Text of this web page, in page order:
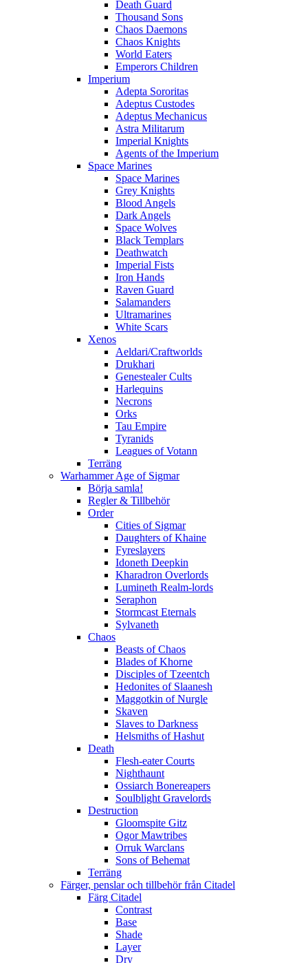
Death Guard
Thousand Sons
Chaos Daemons
Chaos Knights
World Eaters
Emperors Children
Imperium
Adepta Sororitas
Adeptus Custodes
Adeptus Mechanicus
Astra Militarum
Imperial Knights
Agents of the Imperium
Space Marines
Space Marines
Grey Knights
Blood Angels
Dark Angels
Space Wolves
Black Templars
Deathwatch
Imperial Fists
Iron Hands
Raven Guard
Salamanders
Ultramarines
White Scars
Xenos
Aeldari/Craftworlds
Drukhari
Genestealer Cults
Harlequins
Necrons
Orks
Tau Empire
Tyranids
Leagues of Votann
Terräng
Warhammer Age of Sigmar
Börja samla!
Regler & Tillbehör
Order
Cities of Sigmar
Daughters of Khaine
Fyreslayers
Idoneth Deepkin
Kharadron Overlords
Lumineth Realm-lords
Seraphon
Stormcast Eternals
Sylvaneth
Chaos
Beasts of Chaos
Blades of Khorne
Disciples of Tzeentch
Hedonites of Slaanesh
Maggotkin of Nurgle
Skaven
Slaves to Darkness
Helsmiths of Hashut
Death
Flesh-eater Courts
Nighthaunt
Ossiarch Bonereapers
Soulblight Gravelords
Destruction
Gloomspite Gitz
Ogor Mawtribes
Orruk Warclans
Sons of Behemat
Terräng
Färger, penslar och tillbehör från Citadel
Färg Citadel
Contrast
Base
Shade
Layer
Dry